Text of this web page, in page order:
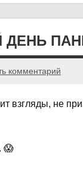
комментарий
взгляды, не
😱